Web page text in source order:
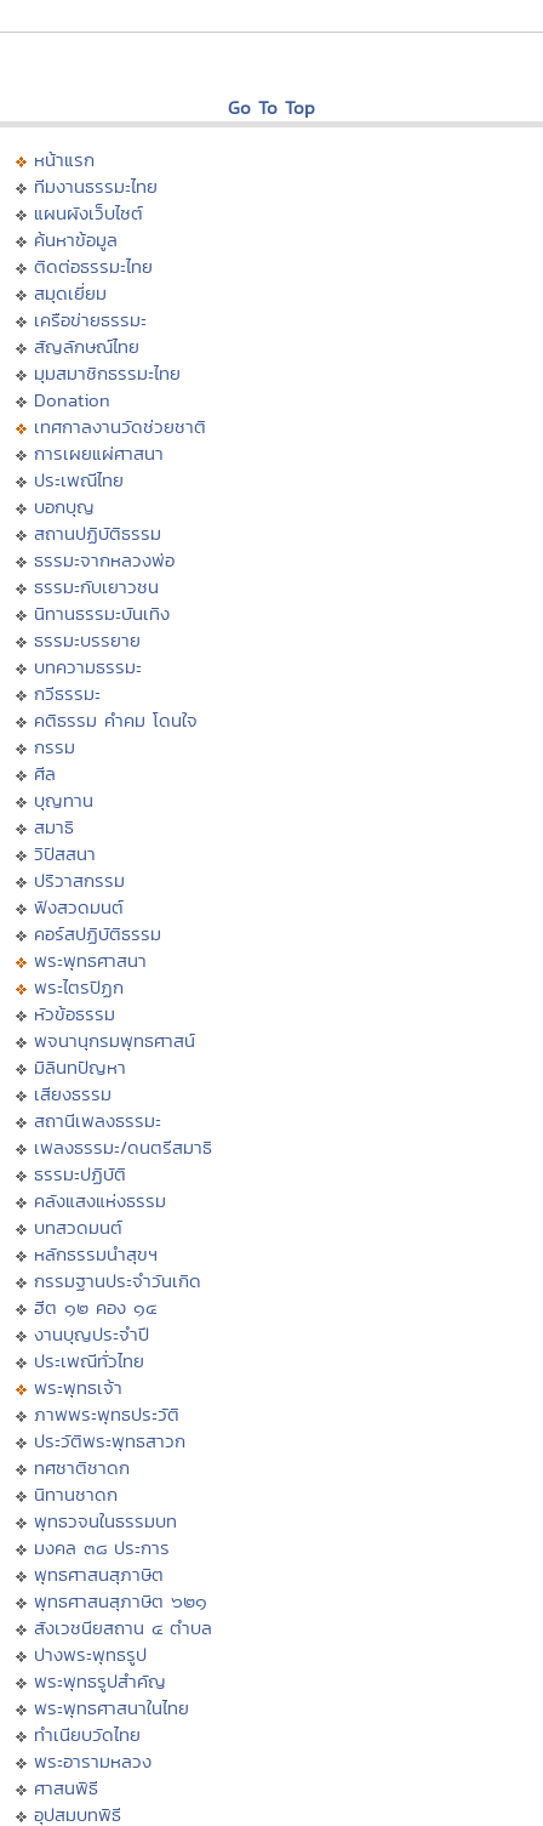
Go To Top
หน้าแรก
ทีมงานธรรมะไทย
แผนผังเว็บไซต์
ค้นหาข้อมูล
ติดต่อธรรมะไทย
สมุดเยี่ยม
เครือข่ายธรรมะ
สัญลักษณ์ไทย
มุมสมาชิกธรรมะไทย
Donation
เทศกาลงานวัดช่วยชาติ
การเผยแผ่ศาสนา
ประเพณีไทย
บอกบุญ
สถานปฏิบัติธรรม
ธรรมะจากหลวงพ่อ
ธรรมะกับเยาวชน
นิทานธรรมะบันเทิง
ธรรมะบรรยาย
บทความธรรมะ
กวีธรรมะ
คติธรรม คำคม โดนใจ
กรรม
ศีล
บุญทาน
สมาธิ
วิปัสสนา
ปริวาสกรรม
ฟังสวดมนต์
คอร์สปฏิบัติธรรม
พระพุทธศาสนา
พระไตรปิฏก
หัวข้อธรรม
พจนานุกรมพุทธศาสน์
มิลินทปัญหา
เสียงธรรม
สถานีเพลงธรรมะ
เพลงธรรมะ/ดนตรีสมาธิ
ธรรมะปฏิบัติ
คลังแสงแห่งธรรม
บทสวดมนต์
หลักธรรมนำสุขฯ
กรรมฐานประจำวันเกิด
ฮีต ๑๒ คอง ๑๔
งานบุญประจำปี
ประเพณีทั่วไทย
พระพุทธเจ้า
ภาพพระพุทธประวัติ
ประวัติพระพุทธสาวก
ทศชาติชาดก
นิทานชาดก
พุทธวจนในธรรมบท
มงคล ๓๘ ประการ
พุทธศาสนสุภาษิต
พุทธศาสนสุภาษิต ๖๒๑
สังเวชนียสถาน ๔ ตำบล
ปางพระพุทธรูป
พระพุทธรูปสำคัญ
พระพุทธศาสนาในไทย
ทำเนียบวัดไทย
พระอารามหลวง
ศาสนพิธี
อุปสมบทพิธี